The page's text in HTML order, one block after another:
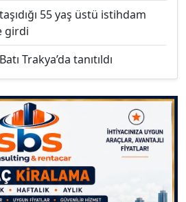
55 yaş üstü istihdam
girdi
Trakya’da tanıtıldı